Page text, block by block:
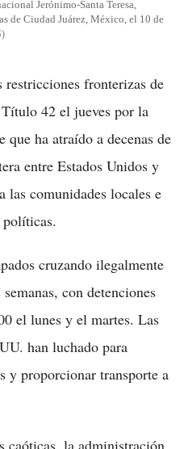
Jerónimo-Santa Teresa,
de Ciudad Juárez, México, el 10 de
restricciones fronterizas de
42 el jueves por la
ha atraído a decenas de
entre Estados Unidos y
las comunidades locales e
cruzando ilegalmente
con detenciones
el lunes y el martes. Las
han luchado para
y proporcionar transporte a
caóticas, la administración